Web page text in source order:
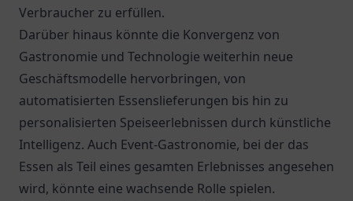
Verbraucher zu erfüllen.
Darüber hinaus könnte die Konvergenz von
Gastronomie und Technologie weiterhin neue
Geschäftsmodelle hervorbringen, von
automatisierten Essenslieferungen bis hin zu
personalisierten Speiseerlebnissen durch künstliche
Intelligenz. Auch Event-Gastronomie, bei der das
Essen als Teil eines gesamten Erlebnisses angesehen
wird, könnte eine wachsende Rolle spielen.